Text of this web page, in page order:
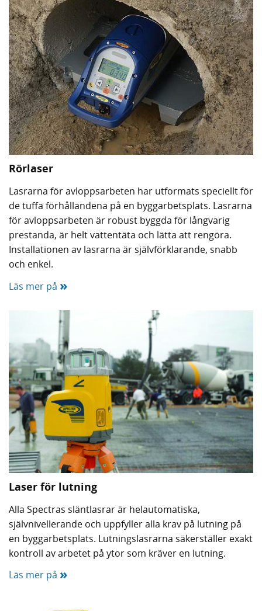
Rörlaser
Lasrarna för avloppsarbeten har utformats speciellt för
de tuffa förhållandena på en byggarbetsplats. Lasrarna
för avloppsarbeten är robust byggda för långvarig
prestanda, är helt vattentäta och lätta att rengöra.
Installationen av lasrarna är självförklarande, snabb
och enkel.
Läs mer på »
Laser för lutning
Alla Spectras släntlasrar är helautomatiska,
självnivellerande och uppfyller alla krav på lutning på
en byggarbetsplats. Lutningslasrarna säkerställer exakt
kontroll av arbetet på ytor som kräver en lutning.
Läs mer på »